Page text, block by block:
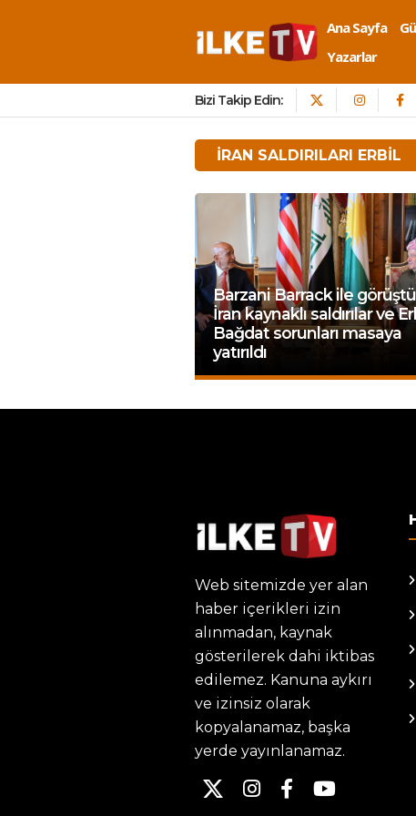
Ana Sayfa
Yazarlar
Bizi Takip Edin:
IRAN SALDIRILARI ERBIL
Barzani Barrack ile
İran kaynaklı saldırılar ve
Bağdat sorunları masaya
yatırıldı
Web sitemizde yer alan
haber içerikleri izin
alınmadan, kaynak
gösterilerek dahi iktibas
edilemez. Kanuna aykırı
ve izinsiz olarak
kopyalanamaz, başka
yerde yayınlanamaz.